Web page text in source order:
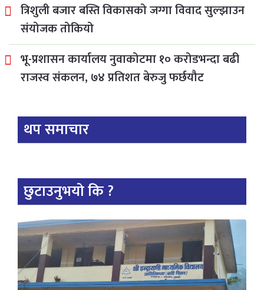
त्रिशुली बजार बस्ति विकासको जग्गा विवाद सुल्झाउन
संयोजक तोकियो
भू-प्रशासन कार्यालय नुवाकोटमा १० करोडभन्दा बढी
राजस्व संकलन, ७४ प्रतिशत बेरुजु फर्छयौट
थप समाचार
छुटाउनुभयो कि ?